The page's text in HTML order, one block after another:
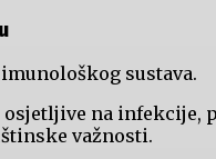
sustava.
na infekcije,
važnosti.